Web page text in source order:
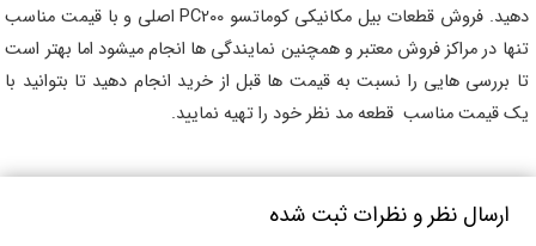
دهید. فروش قطعات بیل مکانیکی کوماتسو PC200 اصلی و با قیمت مناسب
تنها در مراکز فروش معتبر و همچنین نمایندگی ها انجام میشود اما بهتر است
تا بررسی هایی را نسبت به قیمت ها قبل از خرید انجام دهید تا بتوانید با
یک قیمت مناسب قطعه مد نظر خود را تهیه نمایید.
ارسال نظر و نظرات ثبت شده